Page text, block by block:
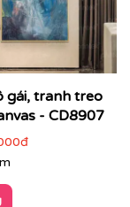
gái, tranh treo
- CD8907